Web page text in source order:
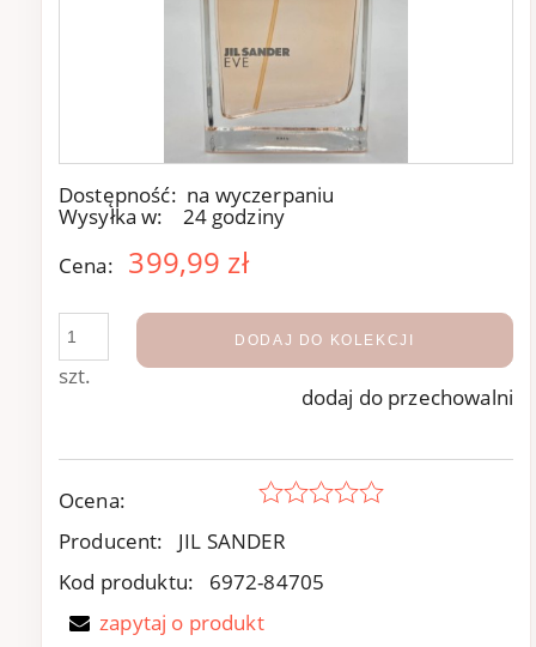
Dostępność: na wyczerpaniu
Wysyłka w:
24 godziny
Cena:
399,99 zł
szt.
DODAJ DO KOLEKCJI
dodaj do przechowalni
Ocena:
Producent:
JIL SANDER
Kod produktu:
6972-84705
zapytaj o produkt